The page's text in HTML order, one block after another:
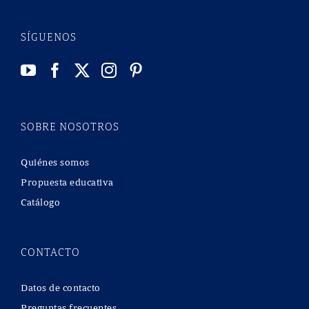
SÍGUENOS
SOBRE NOSOTROS
Quiénes somos
Propuesta educativa
Catálogo
CONTACTO
Datos de contacto